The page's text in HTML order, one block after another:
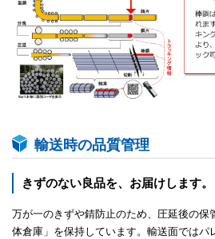
輸送時の品質管理
きずのない良品を、お届けします。
万が一のきずや錆防止のため、圧延後の保
体倉庫」を保持しています。輸送面ではパ